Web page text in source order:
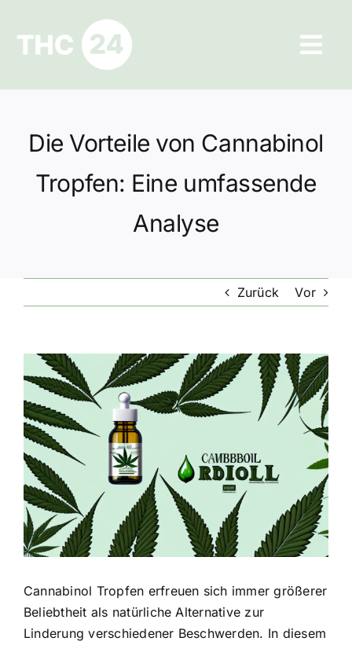
springen
Ratgeber
Hilfe und Kontakt
Datenschutz
Die Vorteile von Cannabinol
Tropfen: Eine umfassende
Analyse
Zurück Vor
Zeige
grösseres
Bild
Cannabinol Tropfen erfreuen sich immer größerer
Beliebtheit als natürliche Alternative zur
Linderung verschiedener Beschwerden. In diesem